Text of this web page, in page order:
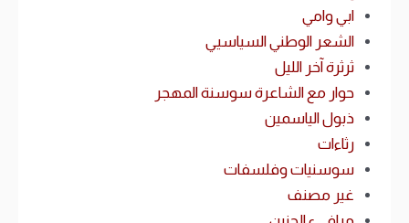
ابي وامي
الشعر الوطني السياسيي
ثرثرة آخر الليل
حوار مع الشاعرة سوسنة المهجر
ذبول الياسمين
رثاءات
سوسنيات وفلسفات
غير مصنف